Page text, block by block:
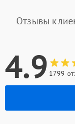
Отзывы
4.9 1799